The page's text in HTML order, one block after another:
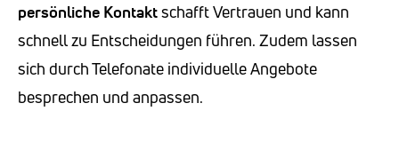
persönliche Kontaktschafft Vertrauen und kann
schnell zu Entscheidungen führen. Zudem lassen
sich durch Telefonate individuelle Angebote
besprechen und anpassen.